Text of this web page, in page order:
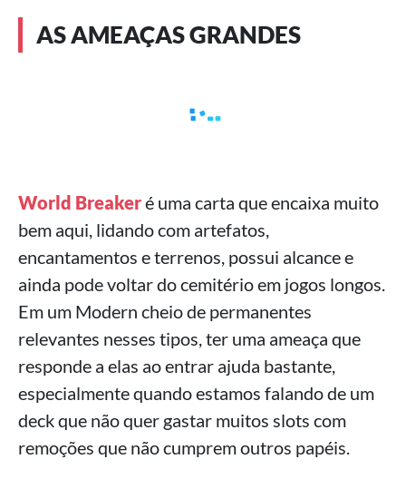
AS AMEAÇAS GRANDES
World Breakeré uma carta que encaixa muito
bem aqui, lidando com artefatos,
encantamentos e terrenos, possui alcance e
ainda pode voltar do cemitério em jogos longos.
Em um Modern cheio de permanentes
relevantes nesses tipos, ter uma ameaça que
responde a elas ao entrar ajuda bastante,
especialmente quando estamos falando de um
deck que não quer gastar muitos slots com
remoções que não cumprem outros papéis.